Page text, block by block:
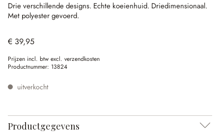
Drie verschillende designs. Echte koeienhuid. Driedimensionaal.
Met polyester gevoerd.
€ 39,95
Prijzen incl. btw excl. verzendkosten
Productnummer: 13824
uitverkocht
Productgegevens